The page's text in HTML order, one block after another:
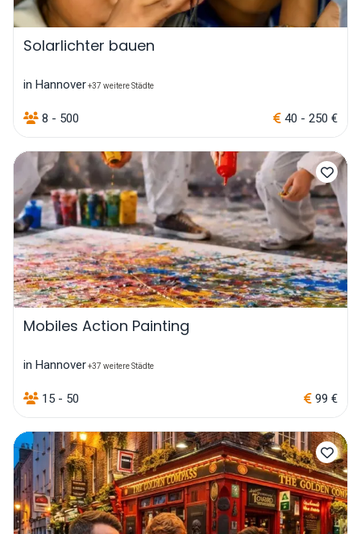
Solarlichter bauen
in Hannover+37 weitere Städte
8 - 500 40 - 250 €
Mobiles Action Painting
in Hannover+37 weitere Städte
15 - 50 99 €